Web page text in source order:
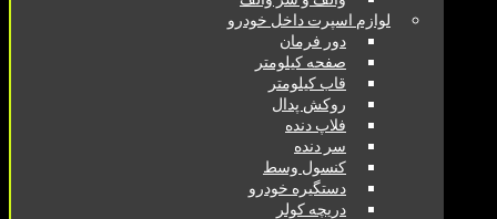
لوازم اسپرت داخل خودرو
دور فرمان
صفحه کیلومتر
قاب کیلومتر
روکش پدال
فلاپ دنده
سر دنده
کنسول وسط
دستگیره خودرو
دریچه کولر